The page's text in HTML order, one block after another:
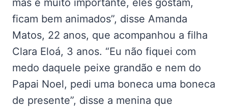
mas é muito importante, eles gostam,
ficam bem animados”, disse Amanda
Matos, 22 anos, que acompanhou a filha
Clara Eloá, 3 anos. “Eu não fiquei com
medo daquele peixe grandão e nem do
Papai Noel, pedi uma boneca uma boneca
de presente”, disse a menina que